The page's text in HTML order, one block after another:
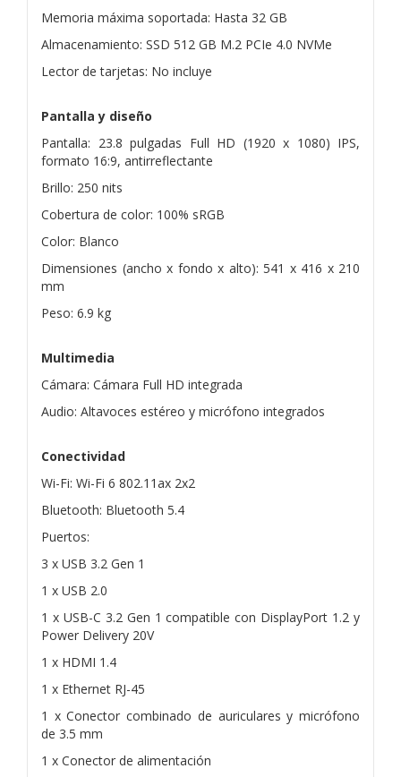
Memoria máxima soportada: Hasta 32 GB
Almacenamiento: SSD 512 GB M.2 PCIe 4.0 NVMe
Lector de tarjetas: No incluye
Pantalla y diseño
Pantalla: 23.8 pulgadas Full HD (1920 x 1080) IPS,
formato 16:9, antirreflectante
Brillo: 250 nits
Cobertura de color: 100% sRGB
Color: Blanco
Dimensiones (ancho x fondo x alto): 541 x 416 x 210
mm
Peso: 6.9 kg
Multimedia
Cámara: Cámara Full HD integrada
Audio: Altavoces estéreo y micrófono integrados
Conectividad
Wi-Fi: Wi-Fi 6 802.11ax 2x2
Bluetooth: Bluetooth 5.4
Puertos:
3 x USB 3.2 Gen 1
1 x USB 2.0
1 x USB-C 3.2 Gen 1 compatible con DisplayPort 1.2 y
Power Delivery 20V
1 x HDMI 1.4
1 x Ethernet RJ-45
1 x Conector combinado de auriculares y micrófono
de 3.5 mm
1 x Conector de alimentación